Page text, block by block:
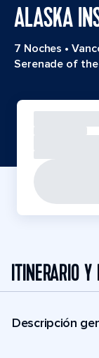
ALASKA
7 Noches •
Serenade of the
ITINERARIO Y
Descripción